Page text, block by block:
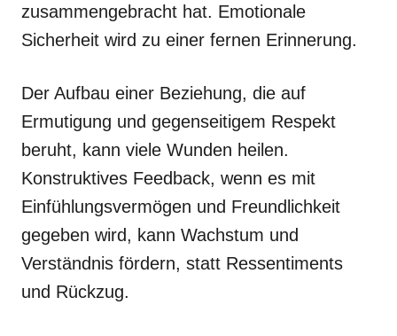
zusammengebracht hat. Emotionale
Sicherheit wird zu einer fernen Erinnerung.
Der Aufbau einer Beziehung, die auf
Ermutigung und gegenseitigem Respekt
beruht, kann viele Wunden heilen.
Konstruktives Feedback, wenn es mit
Einfühlungsvermögen und Freundlichkeit
gegeben wird, kann Wachstum und
Verständnis fördern, statt Ressentiments
und Rückzug.